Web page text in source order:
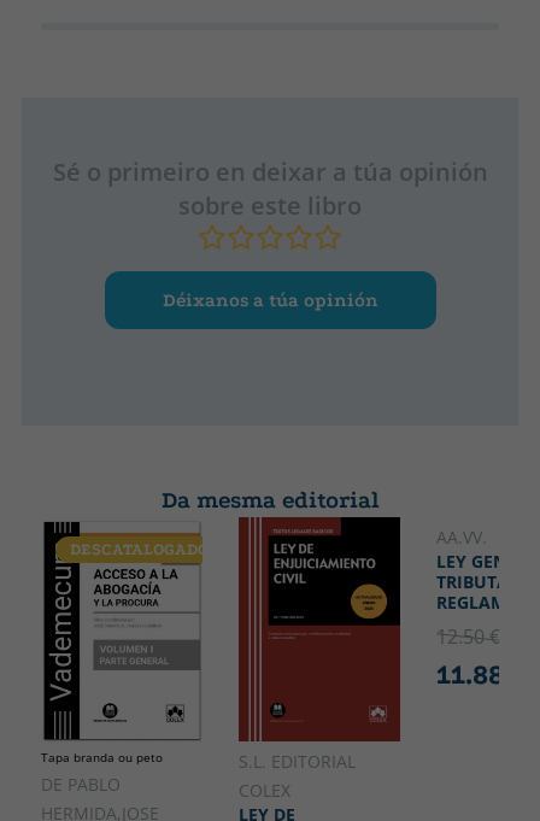
Sé o primeiro en deixar a túa opinión
sobre este libro
Déixanos a túa opinión
Da mesma editorial
DESCATALOGADO
Tapa branda ou peto
DE PABLO
HERMIDA,JOSE
S.L. EDITORIAL
COLEX
LEY DE
AA.VV.
LEY
12.50 €
11.88 €